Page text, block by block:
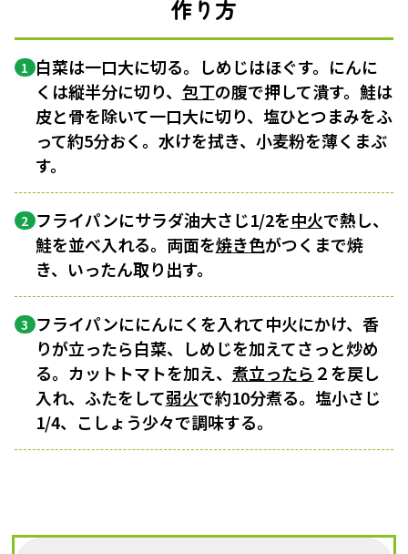
作り方
1 白菜は一口大に切る。しめじはほぐす。にんに
くは縦半分に切り、 包丁の腹で押して潰す。鮭は
皮と骨を除いて一口大に切り、塩ひとつまみをふ
って約5分おく。水けを拭き、小麦粉を薄くまぶ
す。
2 フライパンにサラダ油大さじ1/2を中火で熱し、
鮭を並べ入れる。両面を焼き色がつくまで焼
き、いったん取り出す。
3 フライパンににんにくを入れて中火にかけ、香
りが立ったら白菜、しめじを加えてさっと炒め
る。カットトマトを加え、 煮立ったら ２を戻し
入れ、ふたをして弱火で約10分煮る。塩小さじ
1/4、こしょう少々で調味する。